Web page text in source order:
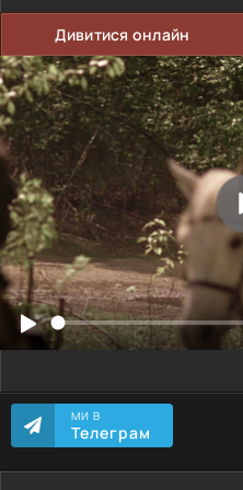
Дивитися онлайн
МИ В
Телеграм